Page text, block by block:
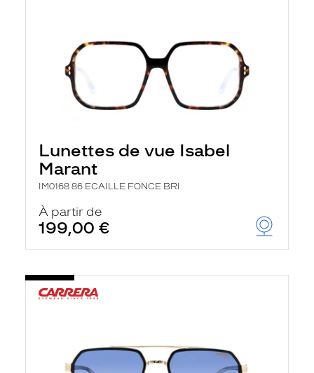
Lunettes de vue Isabel
Marant
IM0168 86 ECAILLE FONCE BRI
À partir de
199,00 €